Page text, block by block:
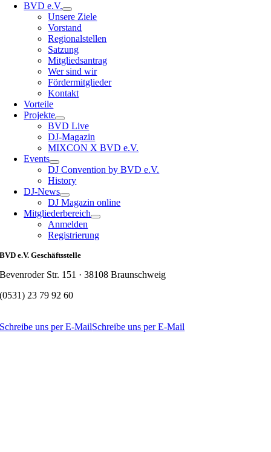
BVD e.V.
Unsere Ziele
Vorstand
Regionalstellen
Satzung
Mitgliedsantrag
Wer sind wir
Fördermitglieder
Kontakt
Vorteile
Projekte
BVD Live
DJ-Magazin
MIXCON X BVD e.V.
Events
DJ Convention by BVD e.V.
History
DJ-News
DJ Magazin online
Mitgliederbereich
Anmelden
Registrierung
BVD e.V. Geschäftsstelle
Bevenroder Str. 151 · 38108 Braunschweig
(0531) 23 79 92 60
Schreibe uns per E-MailSchreibe uns per E-Mail